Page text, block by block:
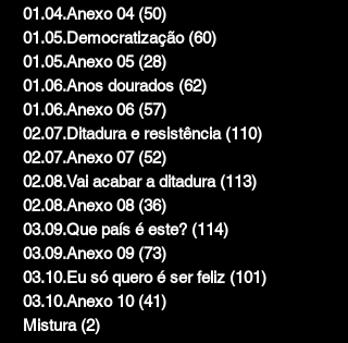
01.04.Anexo 04 (50)
01.05.Democratização (60)
01.05.Anexo 05 (28)
01.06.Anos dourados (62)
01.06.Anexo 06 (57)
02.07.Ditadura e resistência (110)
02.07.Anexo 07 (52)
02.08.Vai acabar a ditadura (113)
02.08.Anexo 08 (36)
03.09.Que país é este? (114)
03.09.Anexo 09 (73)
03.10.Eu só quero é ser feliz (101)
03.10.Anexo 10 (41)
Mistura (2)